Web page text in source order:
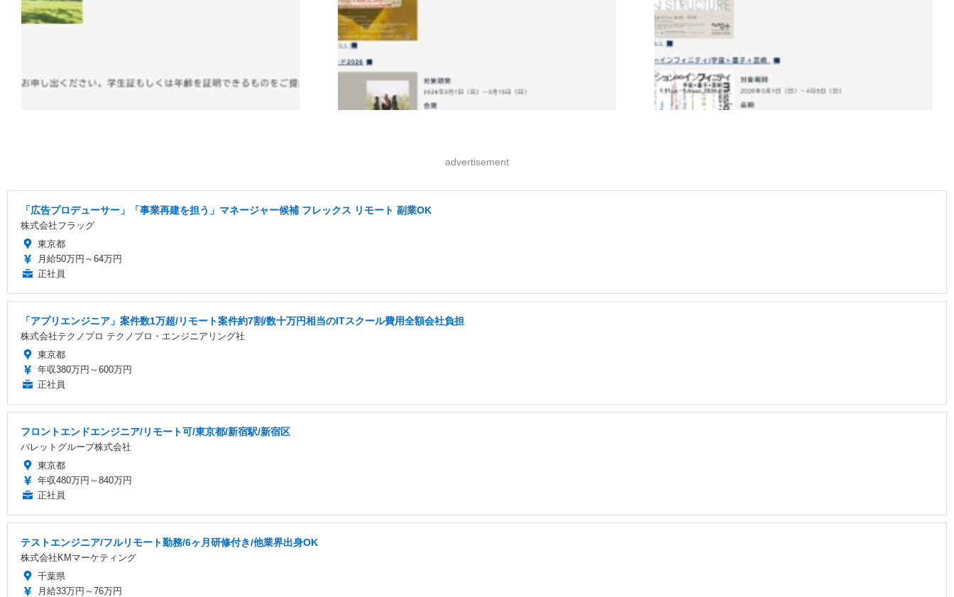
advertisement
「広告プロデューサー」「事業再建を担う」マネージャー候補 フレックス リモート 副業OK
株式会社フラッグ
東京都
月給50万円～64万円
正社員
「アプリエンジニア」案件数1万超/リモート案件約7割/数十万円相当のITスクール費用全額会社負担
株式会社テクノプロ テクノプロ・エンジニアリング社
東京都
年収380万円～600万円
正社員
フロントエンドエンジニア/リモート可/東京都/新宿駅/新宿区
バレットグループ株式会社
東京都
年収480万円～840万円
正社員
テストエンジニア/フルリモート勤務/6ヶ月研修付き/他業界出身OK
株式会社KMマーケティング
千葉県
月給33万円～76万円